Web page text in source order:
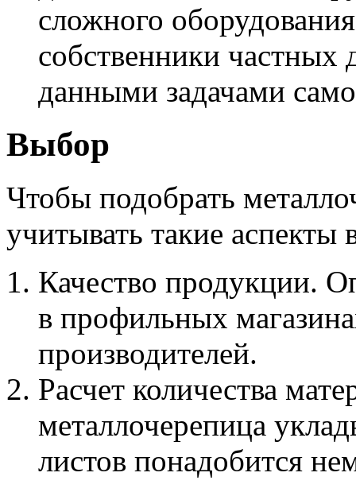
сложного
собственники частных
данными задачами
Выбор
Чтобы подобрать
учитывать такие аспекты
Качество продукции.
в профильных
производителей.
Расчет количества
металлочерепица
листов понадобится